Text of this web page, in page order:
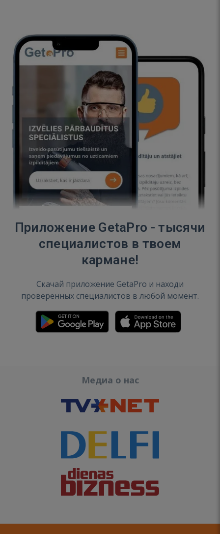
Приложение GetaPro - тысячи
специалистов в твоем
кармане!
Скачай приложение GetaPro и находи
проверенных специалистов в любой момент.
Медиа о нас